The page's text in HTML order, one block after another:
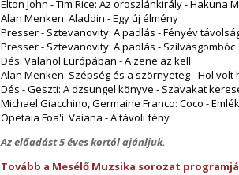
Elton John - Tim Rice: Az oroszlánkirály - Hakuna
Alan Menken: Aladdin - Egy új élmény
Presser - Sztevanovity: A padlás - Fényév
Presser - Sztevanovity: A padlás - Szilvásgombóc
Dés: Valahol Európában - A zene az kell
Alan Menken: Szépség és a szörnyeteg - Hol volt
Dés - Geszti: A dzsungel könyve - Szavakat
Michael Giacchino, Germaine Franco: Coco -
Opetaia Foa'i: Vaiana - A távoli fény
Az előadást 5 éves kortól ajánljuk.
Tovább a Mesélő Muzsika sorozat